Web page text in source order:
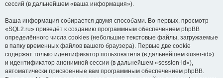
сессий (в дальнейшем «ваша информация»).
Ваша информация собирается двумя способами. Во-первых, просмотр
«SQL2.ru» приведёт к созданию программным обеспечением phpBB
определённого числа cookies (небольшие текстовые файлы, загружаемые
в папку временных файлов вашего браузера). Первые две cookie
содержат только идентификатор пользователя (в дальнейшем «user-id»)
и идентификатор анонимной сессии (в дальнейшем «session-id»),
автоматически присвоенные вам программным обеспечением phpBB.